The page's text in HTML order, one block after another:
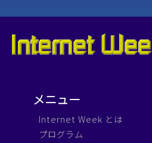
メニュー
Internet Week とは
プログラム